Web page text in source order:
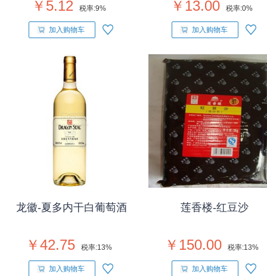
￥5.12 税率:9%
加入购物车
￥13.00 税率:0%
加入购物车
龙徽-夏多内干白葡萄酒
￥42.75 税率:13%
加入购物车
莲香楼-红豆沙
￥150.00 税率:13%
加入购物车